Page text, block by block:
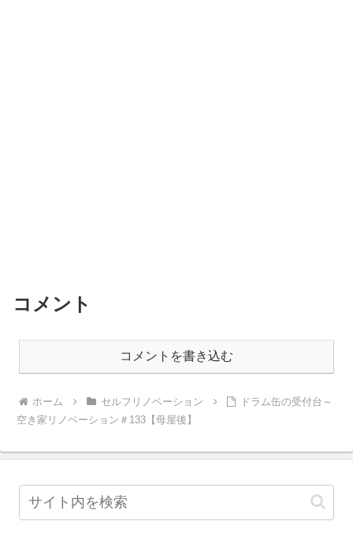
コメント
コメントを書き込む
ホーム セルフリノベーション
ドラム缶の受付台～
空き家リノベーション＃133【母屋後】